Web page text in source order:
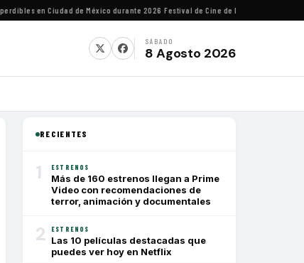
en Ciudad de México durante 2026·Festival de Cine de Lima homenajeará al
SÁBADO
8 Agosto 2026
RECIENTES
1 ESTRENOS
Más de 160 estrenos llegan a Prime
Video con recomendaciones de
terror, animación y documentales
2 ESTRENOS
Las 10 películas destacadas que
puedes ver hoy en Netflix